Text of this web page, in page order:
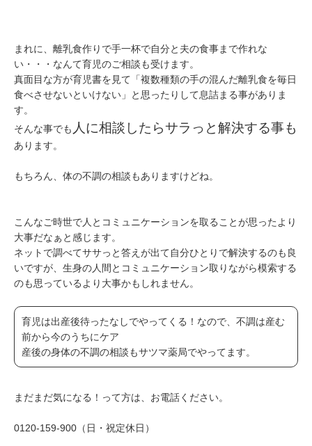
まれに、離乳食作りで手一杯で自分と夫の食事まで作れな
い・・・なんて育児のご相談も受けます。
真面目な方が育児書を見て「複数種類の手の混んだ離乳食を毎日
食べさせないといけない」と思ったりして息詰まる事がありま
す。
そんな事でも 人に相談したらサラっと解決する事も
あります。
もちろん、体の不調の相談もありますけどね。
こんなご時世で人とコミュニケーションを取ることが思ったより
大事だなぁと感じます。
ネットで調べてササっと答えが出て自分ひとりで解決するのも良
いですが、生身の人間とコミュニケーション取りながら模索する
のも思っているより大事かもしれません。
育児は出産後待ったなしでやってくる！なので、不調は産む
前から今のうちにケア
産後の身体の不調の相談もサツマ薬局でやってます。
まだまだ気になる！って方は、お電話ください。
0120-159-900（日・祝定休日）